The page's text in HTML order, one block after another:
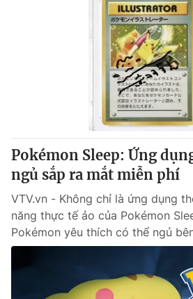
Chất lượng cuộc sống
Hitech Công nghệ tương lai
Tư vấn
Giao lưu trực tuyến
Chuyên mục khác
Emagazine
Photo
Shorts
Pokémon Sleep: Ứng
ngủ sắp ra mắt miễn phí
VTV.vn - Không chỉ là ứng dụng
năng thực tế ảo của Pokémon
Pokémon yêu thích có thể ngủ